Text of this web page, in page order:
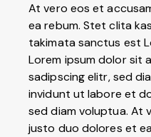
At vero eos et
ea rebum. Stet clita
takimata sanctus est
Lorem ipsum dolor sit
sadipscing elitr, sed
invidunt ut labore et
sed diam voluptua. At
justo duo dolores et